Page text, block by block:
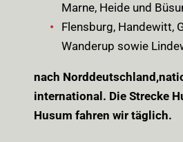
Marne, Heide und
Flensburg, Handewitt,
Wanderup sowie
nach
international. Die Strecke
Husum fahren wir täglich.